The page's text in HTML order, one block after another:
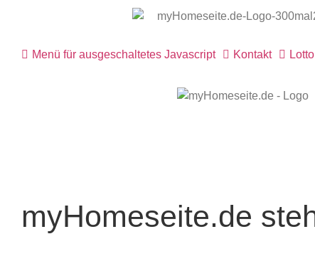
Menü für ausgeschaltetes Javascript Kontakt Lotto
myHomeseite.de